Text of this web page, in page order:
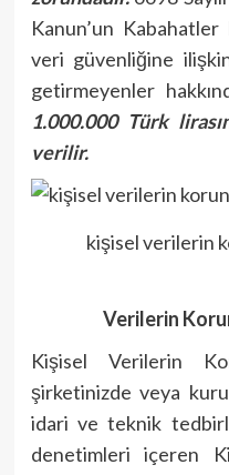
Kanun’un Kabahatler
veri güvenliğine
getirmeyenler
1.000.000 Türk
verilir.
kişisel verilerin
Verilerin
Kişisel Verilerin
şirketinizde veya
idari ve teknik
denetimleri içeren